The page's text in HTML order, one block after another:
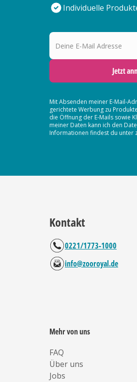
Individuelle
Deine E-Mail Adresse
Jetzt
Mit Absenden meiner E-Mail-
gerichtete Werbung zu
die Öffnung der E-Mails sowie
meiner Daten kann ich den
Informationen findest du unter
Kontakt
0221/1773-1000
info@zooroyal.de
Mehr von uns
FAQ
Über uns
Jobs